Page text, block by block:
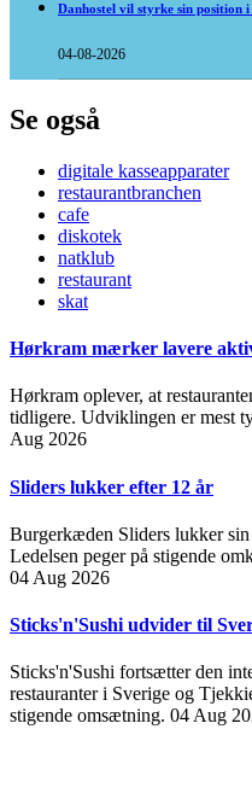
Danhostel vil styrke sin position
04-08-2026
Se også
digitale kasseapparater
restaurantbranchen
cafe
diskotek
natklub
restaurant
skat
Hørkram mærker lavere
Hørkram oplever, at
tidligere. Udviklingen er mest
Aug 2026
Sliders lukker efter 12 år
Burgerkæden Sliders lukker sin
Ledelsen peger på stigende
04 Aug 2026
Sticks'n'Sushi udvider til
Sticks'n'Sushi fortsætter den
restauranter i Sverige og
stigende omsætning. 04 Aug